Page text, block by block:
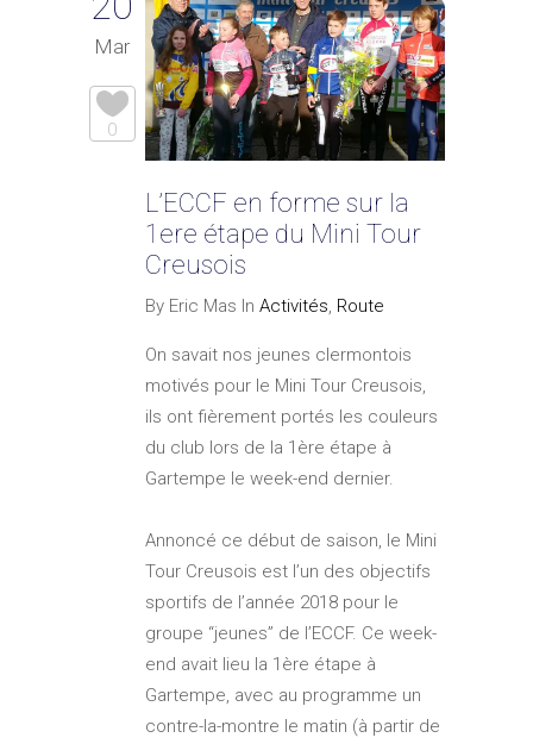
Mar
0
L’ECCF en forme sur la
1ere étape du Mini Tour
Creusois
By Eric Mas In Activités, Route
On savait nos jeunes clermontois
motivés pour le Mini Tour Creusois,
ils ont fièrement portés les couleurs
du club lors de la 1ère étape à
Gartempe le week-end dernier.
Annoncé ce début de saison, le Mini
Tour Creusois est l’un des objectifs
sportifs de l’année 2018 pour le
groupe “jeunes” de l’ECCF. Ce week-
end avait lieu la 1ère étape à
Gartempe, avec au programme un
contre-la-montre le matin (à partir de